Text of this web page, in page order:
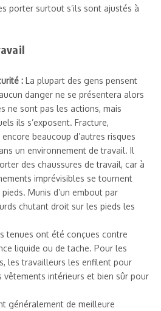
porter surtout s’ils sont ajustés à
: La plupart des gens pensent
danger ne se présentera alors
ne sont pas les actions, mais
ils s’exposent. Fracture,
beaucoup d’autres risques
un environnement de travail. Il
des chaussures de travail, car à
imprévisibles se tournent
Munis d’un embout par
chutant droit sur les pieds les
tenues ont été conçues contre
liquide ou de tache. Pour les
les travailleurs les enfilent pour
vêtements intérieurs et bien sûr pour
généralement de meilleure